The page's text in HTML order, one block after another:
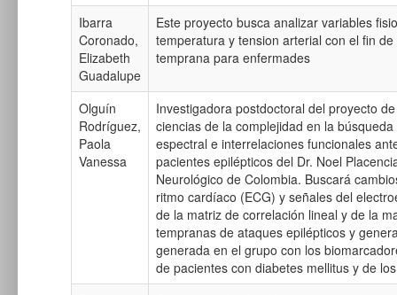
Ibarra
Coronado,
Elizabeth
Guadalupe
Este proyecto busca analizar variables
temperatura y tension arterial con el fin
temprana para enfermades
Olguín
Rodríguez,
Paola
Vanessa
Investigadora postdoctoral del proyecto
ciencias de la complejidad en la
espectral e interrelaciones funcionales
pacientes epilépticos del Dr. Noel
Neurológico de Colombia. Buscará
ritmo cardíaco (ECG) y señales del
de la matriz de correlación lineal y de la
tempranas de ataques epilépticos y
generada en el grupo con los
de pacientes con diabetes mellitus y de